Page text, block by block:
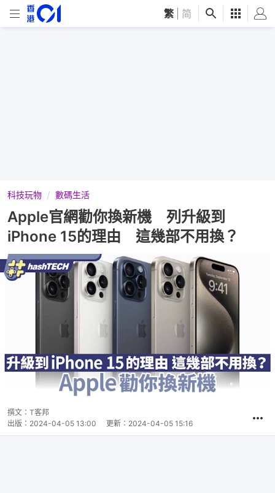
繁 简
科技玩物 數碼生活
Apple官網勸你換新機 列升級到
iPhone 15的理由 這幾部不用換？
撰文： T客邦
出版： 2024-04-05 13:00 更新： 2024-04-05 15:16